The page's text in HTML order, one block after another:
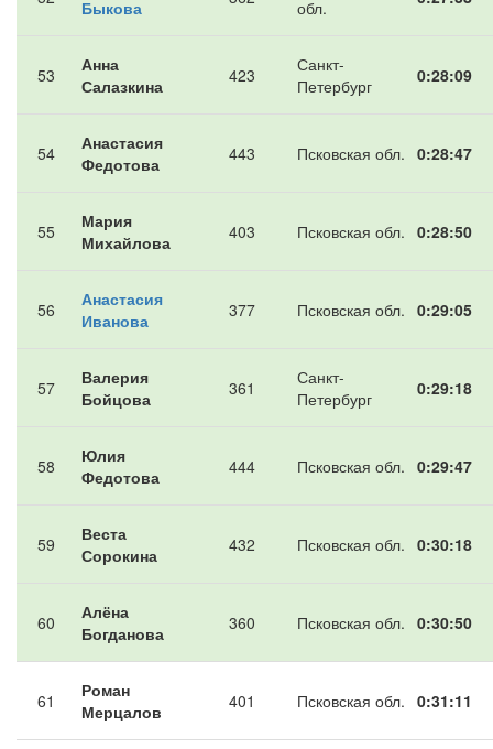
Быкова обл.
53
Анна
Салазкина
423
Санкт-
Петербург
0:28:09
54
Анастасия
Федотова
443 Псковская обл. 0:28:47
55
Мария
Михайлова
403 Псковская обл. 0:28:50
56
Анастасия
Иванова
377 Псковская обл. 0:29:05
57
Валерия
Бойцова
361
Санкт-
Петербург
0:29:18
58
Юлия
Федотова
444 Псковская обл. 0:29:47
59
Веста
Сорокина
432 Псковская обл. 0:30:18
60
Алёна
Богданова
360 Псковская обл. 0:30:50
61
Роман
Мерцалов
401 Псковская обл. 0:31:11